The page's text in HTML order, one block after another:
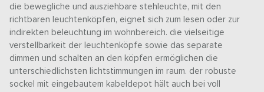
die bewegliche und ausziehbare stehleuchte, mit den
richtbaren leuchtenköpfen, eignet sich zum lesen oder zur
indirekten beleuchtung im wohnbereich. die vielseitige
verstellbarkeit der leuchtenköpfe sowie das separate
dimmen und schalten an den köpfen ermöglichen die
unterschiedlichsten lichtstimmungen im raum. der robuste
sockel mit eingebautem kabeldepot hält auch bei voll